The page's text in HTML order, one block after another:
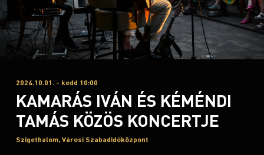
2024.10.01. - kedd 10:00
KAMARÁS IVÁN ÉS KÉMÉNDI
TAMÁS KÖZÖS KONCERTJE
Szigethalom, Városi Szabadidőközpont